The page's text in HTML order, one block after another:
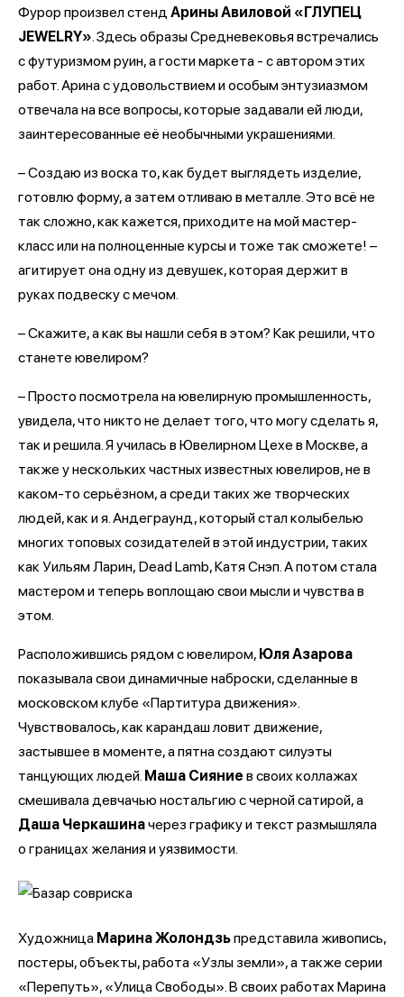
Фурор произвел стендАрины Авиловой «ГЛУПЕЦ
JEWELRY». Здесь образы Средневековья встречались
с футуризмом руин, а гости маркета - с автором этих
работ. Арина с удовольствием и особым энтузиазмом
отвечала на все вопросы, которые задавали ей люди,
заинтересованные её необычными украшениями.
– Создаю из воска то, как будет выглядеть изделие,
готовлю форму, а затем отливаю в металле. Это всё не
так сложно, как кажется, приходите на мой мастер-
класс или на полноценные курсы и тоже так сможете! –
агитирует она одну из девушек, которая держит в
руках подвеску с мечом.
– Скажите, а как вы нашли себя в этом? Как решили, что
станете ювелиром?
– Просто посмотрела на ювелирную промышленность,
увидела, что никто не делает того, что могу сделать я,
так и решила. Я училась в Ювелирном Цехе в Москве, а
также у нескольких частных известных ювелиров, не в
каком-то серьёзном, а среди таких же творческих
людей, как и я. Андеграунд, который стал колыбелью
многих топовых созидателей в этой индустрии, таких
как Уильям Ларин, Dead Lamb, Катя Снэп. А потом стала
мастером и теперь воплощаю свои мысли и чувства в
этом.
Расположившись рядом с ювелиром, Юля Азарова
показывала свои динамичные наброски, сделанные в
московском клубе «Партитура движения».
Чувствовалось, как карандаш ловит движение,
застывшее в моменте, а пятна создают силуэты
танцующих людей. Маша Сияние в своих коллажах
смешивала девчачью ностальгию с черной сатирой, а
Даша Черкашиначерез графику и текст размышляла
о границах желания и уязвимости.
Художница Марина Жолондзьпредставила живопись,
постеры, объекты, работа «Узлы земли», а также серии
«Перепуть», «Улица Свободы». В своих работах Марина